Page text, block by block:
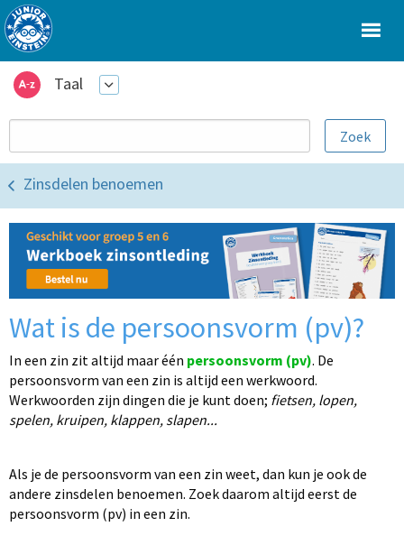
Taal
Zinsdelen benoemen
Wat is de persoonsvorm (pv)?
In een zin zit altijd maar één persoonsvorm (pv). De
persoonsvorm van een zin is altijd een werkwoord.
Werkwoorden zijn dingen die je kunt doen; fietsen, lopen,
spelen, kruipen, klappen, slapen...
Als je de persoonsvorm van een zin weet, dan kun je ook de
andere zinsdelen benoemen. Zoek daarom altijd eerst de
persoonsvorm (pv) in een zin.